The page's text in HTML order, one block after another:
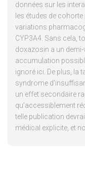
données sur les
les études de
variations
CYP3A4. Sans cela,
doxazosin a un demi-
accumulation
ignoré ici. De plus, la
syndrome
un effet secondaire
qu’accessiblement
telle publication
médical explicite, et